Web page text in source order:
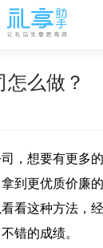
么做？
，想要有更多
到更优质价廉
看这种方法，
错的成绩。